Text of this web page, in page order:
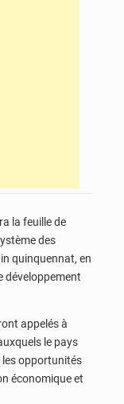
la feuille de
des
quinquennat, en
développement
appelés à
le pays
opportunités
économique et